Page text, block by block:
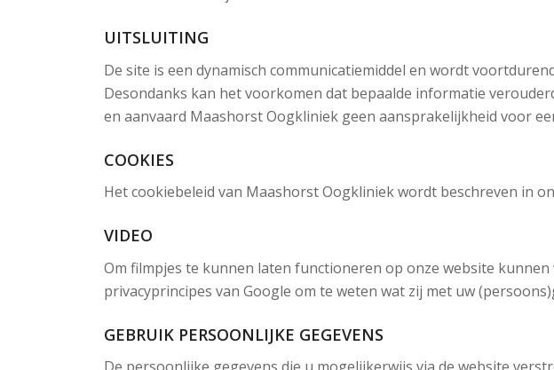
UITSLUITING
De site is een dynamisch communicatiemiddel en wordt
Desondanks kan het voorkomen dat bepaalde informatie
en aanvaard Maashorst Oogkliniek geen aansprakelijkheid voor
COOKIES
Het cookiebeleid van Maashorst Oogkliniek wordt beschreven in
VIDEO
Om filmpjes te kunnen laten functioneren op onze website
privacyprincipes van Google om te weten wat zij met uw
GEBRUIK PERSOONLIJKE GEGEVENS